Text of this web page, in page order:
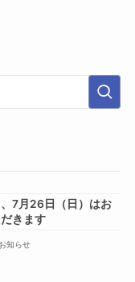
7月26日（日）はお
きます
お知らせ